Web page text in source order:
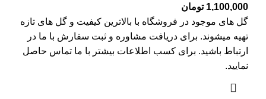
1,100,000 تومان
گل های موجود در فروشگاه با بالاترین کیفیت و گل های تازه
تهیه میشوند. برای دریافت مشاوره و ثبت سفارش با ما در
ارتباط باشید. برای کسب اطلاعات بیشتر با ما تماس حاصل
نمایید.